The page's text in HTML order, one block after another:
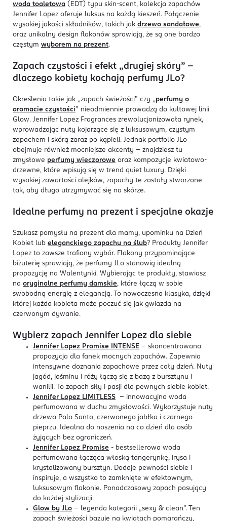
woda toaletowa (EDT) typu skin-scent, kolekcja zapachów
Jennifer Lopez oferuje luksus na każdą kieszeń. Połączenie
wysokiej jakości składników, takich jak drzewo sandałowe,
oraz unikalny design flakonów sprawiają, że są one bardzo
częstym wyborem na prezent.
Zapach czystości i efekt „drugiej skóry” -
dlaczego kobiety kochają perfumy JLo?
Określenia takie jak „zapach świeżości” czy „perfumy o
aromacie czystości” nieodmiennie prowadzą do kultowej linii
Glow. Jennifer Lopez Fragrances zrewolucjonizowała rynek,
wprowadzając nuty kojarzące się z luksusowym, czystym
zapachem i skórą zaraz po kąpieli. Jednak portfolio JLo
obejmuje również mocniejsze akcenty – znajdziesz tu
zmysłowe perfumy wieczorowe oraz kompozycje kwiatowo-
drzewne, które wpisują się w trend quiet luxury. Dzięki
wysokiej zawartości olejków, zapachy te zostały stworzone
tak, aby długo utrzymywać się na skórze.
Idealne perfumy na prezent i specjalne okazje
Szukasz pomysłu na prezent dla mamy, upominku na Dzień
Kobiet lub eleganckiego zapachu na ślub? Produkty Jennifer
Lopez to zawsze trafiony wybór. Flakony przypominające
biżuterię sprawiają, że perfumy JLo stanowią idealną
propozycję na Walentynki. Wybierając te produkty, stawiasz
na oryginalne perfumy damskie, które łączą w sobie
swobodną energię z elegancją. To nowoczesna klasyka, dzięki
której każda kobieta może poczuć się jak gwiazda na
czerwonym dywanie.
Wybierz zapach Jennifer Lopez dla siebie
Jennifer Lopez Promise INTENSE - skoncentrowana
propozycja dla fanek mocnych zapachów. Zapewnia
intensywne doznania zapachowe przez cały dzień. Nuty
jagód, jaśminu i róży łączą się z bazą z bursztynu i
wanilii. To zapach siły i pasji dla pewnych siebie kobiet.
Jennifer Lopez LIMITLESS - innowacyjna woda
perfumowana w duchu zmysłowości. Wykorzystuje nuty
drzewa Palo Santo, czerwonego jabłka i czarnego
pieprzu. Idealna do noszenia na co dzień dla osób
żyjących bez ograniczeń.
Jennifer Lopez Promise - bestsellerowa woda
perfumowana łącząca włoską tangerynkę, irysa i
krystalizowany bursztyn. Dodaje pewności siebie i
inspiruje, a wszystko to zamknięte w efektownym,
luksusowym flakonie. Ponadczasowy zapach pasujący
do każdej stylizacji.
Glow by JLo - legenda kategorii „sexy & clean”. Ten
zapach świeżości bazuje na kwiatach pomarańczy,